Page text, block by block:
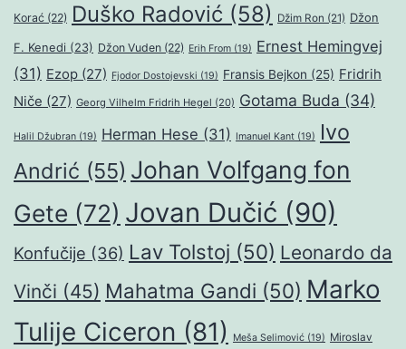
Korać (22) Duško Radović (58) Džim Ron (21) Džon
F. Kenedi (23) Džon Vuden (22) Erih From (19) Ernest Hemingvej
(31) Ezop (27) Fjodor Dostojevski (19) Fransis Bejkon (25) Fridrih
Niče (27) Georg Vilhelm Fridrih Hegel (20) Gotama Buda (34)
Halil Džubran (19) Herman Hese (31) Imanuel Kant (19)
Ivo
Andrić (55) Johan Volfgang fon
Gete (72) Jovan Dučić (90)
Konfučije (36) Lav Tolstoj (50) Leonardo da
Vinči (45) Mahatma Gandi (50) Marko
Tulije Ciceron (81) Meša Selimović (19) Miroslav